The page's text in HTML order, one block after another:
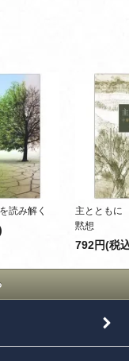
読み解く
主とともに
黙想
792円(税